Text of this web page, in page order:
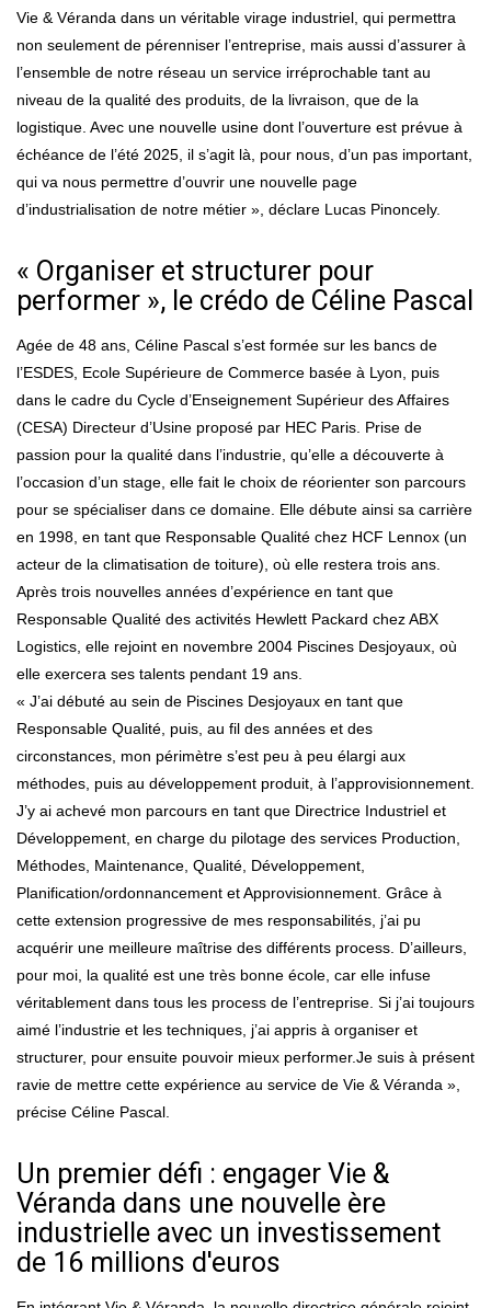
Vie & Véranda dans un véritable virage industriel, qui permettra
non seulement de pérenniser l’entreprise, mais aussi d’assurer à
l’ensemble de notre réseau un service irréprochable tant au
niveau de la qualité des produits, de la livraison, que de la
logistique. Avec une nouvelle usine dont l’ouverture est prévue à
échéance de l’été 2025, il s’agit là, pour nous, d’un pas important,
qui va nous permettre d’ouvrir une nouvelle page
d’industrialisation de notre métier », déclare Lucas Pinoncely.
« Organiser et structurer pour
performer », le crédo de Céline Pascal
Agée de 48 ans, Céline Pascal s’est formée sur les bancs de
l’ESDES, Ecole Supérieure de Commerce basée à Lyon, puis
dans le cadre du Cycle d’Enseignement Supérieur des Affaires
(CESA) Directeur d’Usine proposé par HEC Paris. Prise de
passion pour la qualité dans l’industrie, qu’elle a découverte à
l’occasion d’un stage, elle fait le choix de réorienter son parcours
pour se spécialiser dans ce domaine. Elle débute ainsi sa carrière
en 1998, en tant que Responsable Qualité chez HCF Lennox (un
acteur de la climatisation de toiture), où elle restera trois ans.
Après trois nouvelles années d’expérience en tant que
Responsable Qualité des activités Hewlett Packard chez ABX
Logistics, elle rejoint en novembre 2004 Piscines Desjoyaux, où
elle exercera ses talents pendant 19 ans.
« J’ai débuté au sein de Piscines Desjoyaux en tant que
Responsable Qualité, puis, au fil des années et des
circonstances, mon périmètre s’est peu à peu élargi aux
méthodes, puis au développement produit, à l’approvisionnement.
J’y ai achevé mon parcours en tant que Directrice Industriel et
Développement, en charge du pilotage des services Production,
Méthodes, Maintenance, Qualité, Développement,
Planification/ordonnancement et Approvisionnement. Grâce à
cette extension progressive de mes responsabilités, j’ai pu
acquérir une meilleure maîtrise des différents process. D’ailleurs,
pour moi, la qualité est une très bonne école, car elle infuse
véritablement dans tous les process de l’entreprise. Si j’ai toujours
aimé l’industrie et les techniques, j’ai appris à organiser et
structurer, pour ensuite pouvoir mieux performer.Je suis à présent
ravie de mettre cette expérience au service de Vie & Véranda »,
précise Céline Pascal.
Un premier défi : engager Vie &
Véranda dans une nouvelle ère
industrielle avec un investissement
de 16 millions d'euros